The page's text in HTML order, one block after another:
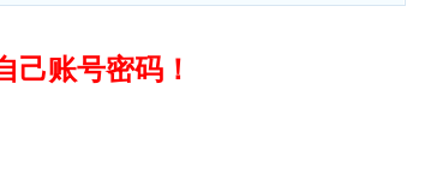
账号密码！